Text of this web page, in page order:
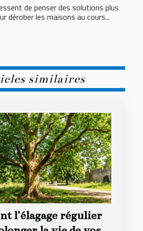
de penser des solutions plus
dérober les maisons au cours...
similaires
l'élagage régulier